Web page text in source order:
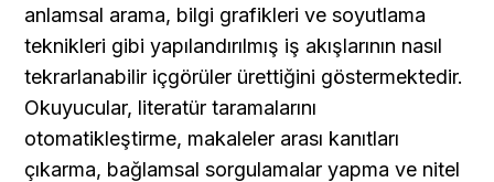
anlamsal arama, bilgi grafikleri ve soyutlama
teknikleri gibi yapılandırılmış iş akışlarının nasıl
tekrarlanabilir içgörüler ürettiğini göstermektedir.
Okuyucular, literatür taramalarını
otomatikleştirme, makaleler arası kanıtları
çıkarma, bağlamsal sorgulamalar yapma ve nitel